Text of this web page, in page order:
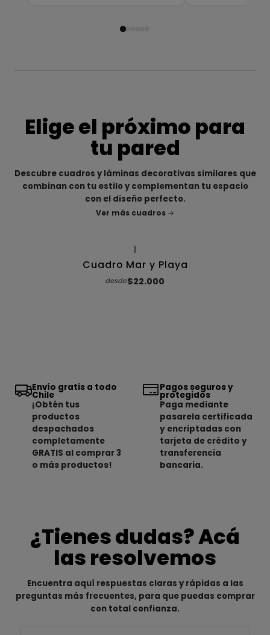
Elige el próximo para
tu pared
Descubre cuadros y láminas decorativas similares que
combinan con tu estilo y complementan tu espacio
con el diseño perfecto.
Ver más cuadros
Cuadro Mar y Playa
desde$22.000
Envío gratis a todo
Chile
¡Obtén tus
productos
despachados
completamente
GRATIS al comprar 3
o más productos!
Pagos seguros y
protegidos
Paga mediante
pasarela certificada
y encriptadas con
tarjeta de crédito y
transferencia
bancaria.
¿Tienes dudas? Acá
las resolvemos
Encuentra aquí respuestas claras y rápidas a las
preguntas más frecuentes, para que puedas comprar
con total confianza.